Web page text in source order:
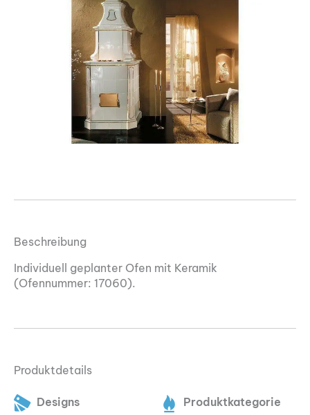
Beschreibung
Individuell geplanter Ofen mit Keramik
(Ofennummer: 17060).
Produktdetails
Designs
Produktkategorie